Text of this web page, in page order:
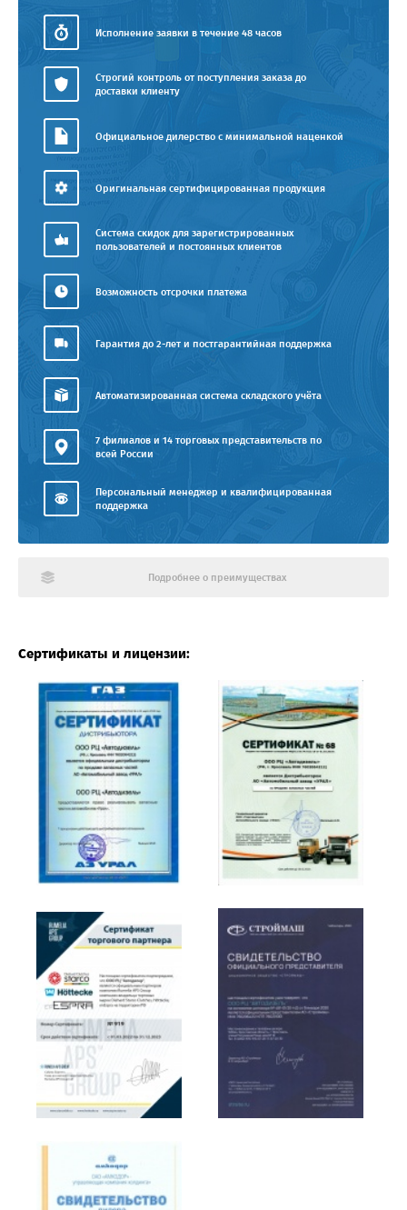
Исполнение заявки в течение 48 часов
Строгий контроль от поступления заказа до
доставки клиенту
Официальное дилерство с минимальной наценкой
Оригинальная сертифицированная продукция
Система скидок для зарегистрированных
пользователей и постоянных клиентов
Возможность отсрочки платежа
Гарантия до 2-лет и постгарантийная поддержка
Автоматизированная система складского учёта
7 филиалов и 14 торговых представительств по
всей России
Персональный менеджер и квалифицированная
поддержка
Подробнее о преимуществах
Сертификаты и лицензии: